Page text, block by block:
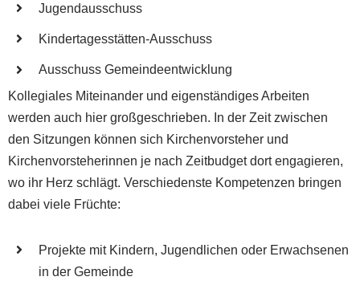
Jugendausschuss
Kindertagesstätten-Ausschuss
Ausschuss Gemeindeentwicklung
Kollegiales Miteinander und eigenständiges Arbeiten
werden auch hier großgeschrieben. In der Zeit zwischen
den Sitzungen können sich Kirchenvorsteher und
Kirchenvorsteherinnen je nach Zeitbudget dort engagieren,
wo ihr Herz schlägt. Verschiedenste Kompetenzen bringen
dabei viele Früchte:
Projekte mit Kindern, Jugendlichen oder Erwachsenen
in der Gemeinde